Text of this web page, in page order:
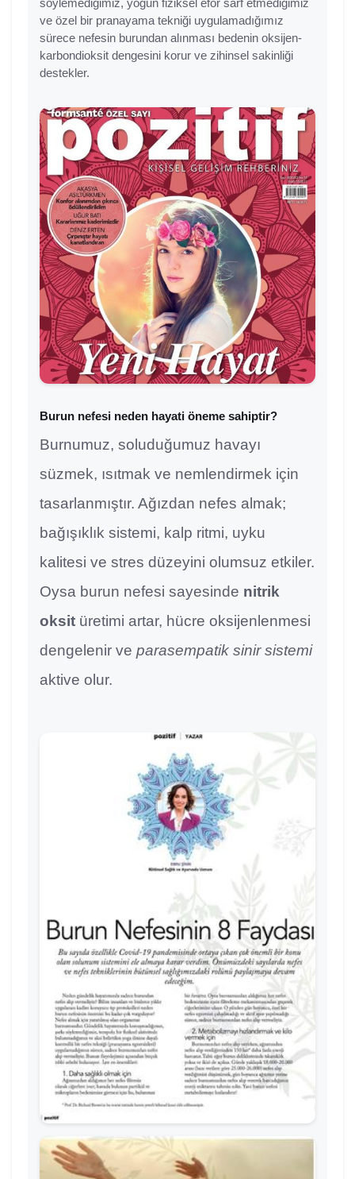
ve özel bir pranayama tekniği uygulamadığımız
sürece nefesin burundan alınması bedenin oksijen-
karbondioksit dengesini korur ve zihinsel sakinliği
destekler.
Burun nefesi neden hayati öneme sahiptir?
Burnumuz, soluduğumuz havayı
süzmek, ısıtmak ve nemlendirmek için
tasarlanmıştır. Ağızdan nefes almak;
bağışıklık sistemi, kalp ritmi, uyku
kalitesi ve stres düzeyini olumsuz etkiler.
Oysa burun nefesi sayesinde nitrik
oksit üretimi artar, hücre oksijenlenmesi
dengelenir ve parasempatik sinir sistemi
aktive olur.